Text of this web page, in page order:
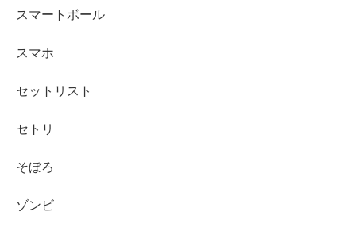
スマートボール
スマホ
セットリスト
セトリ
そぼろ
ゾンビ